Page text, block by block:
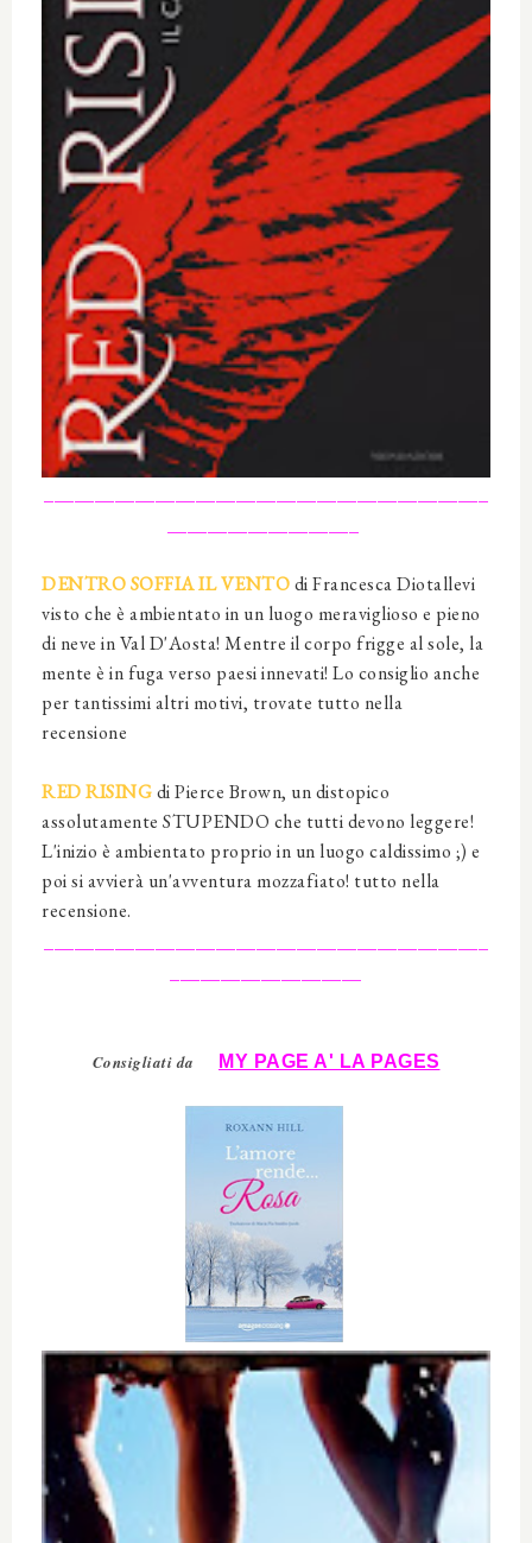
DENTRO SOFFIA IL VENTOdi Francesca Diotallevi
visto che è ambientato in un luogo meraviglioso e pieno
di neve in Val D'Aosta! Mentre il corpo frigge al sole, la
mente è in fuga verso paesi innevati! Lo consiglio anche
per tantissimi altri motivi, trovate tutto nella
recensione
RED RISINGdi Pierce Brown, un distopico
assolutamente STUPENDO che tutti devono leggere!
L'inizio è ambientato proprio in un luogo caldissimo ;) e
poi si avvierà un'avventura mozzafiato! tutto nella
recensione.
Consigliati da MY PAGE A' LA PAGES